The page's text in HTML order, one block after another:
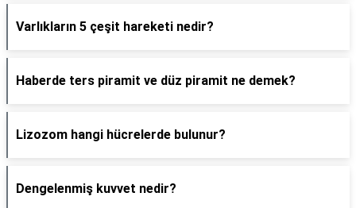
Varlıkların 5 çeşit hareketi nedir?
Haberde ters piramit ve düz piramit ne demek?
Lizozom hangi hücrelerde bulunur?
Dengelenmiş kuvvet nedir?